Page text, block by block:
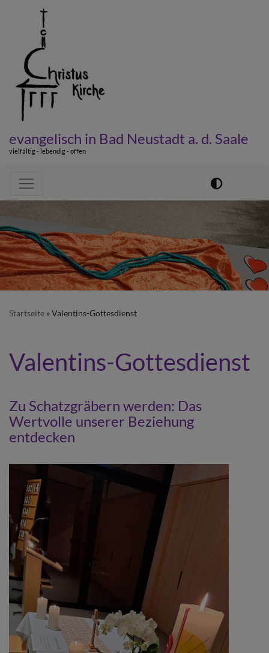
evangelisch in Bad Neustadt a. d. Saale
vielfältig - lebendig - offen
Hauptnavigation
Startseite Valentins-Gottesdienst
Valentins-Gottesdienst
Zu Schatzgräbern werden: Das
Wertvolle unserer Beziehung
entdecken